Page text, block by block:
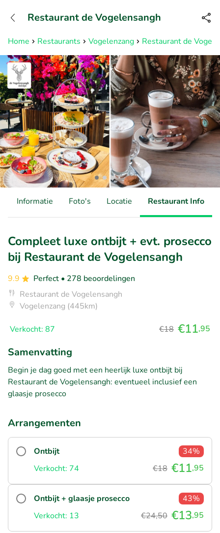
Bereikbaar tot 23:00 uur
Home Restaurants Vogelenzang Restaurant de
Restaurant de Vogelensangh
Informatie Foto's Locatie Restaurant Info
Compleet luxe ontbijt + evt. prosecco
bij Restaurant de Vogelensangh
9.9 Perfect • 278 beoordelingen
Restaurant de Vogelensangh
Vogelenzang (445km)
Verkocht: 87 €18 €11,95
Samenvatting
Begin je dag goed met een heerlijk luxe ontbijt bij
Restaurant de Vogelensangh: eventueel inclusief een
glaasje prosecco
Arrangementen
Ontbijt
34%
Verkocht: 74
€18 €11,95
Ontbijt + glaasje prosecco
43%
Verkocht: 13
€24,50 €13,95